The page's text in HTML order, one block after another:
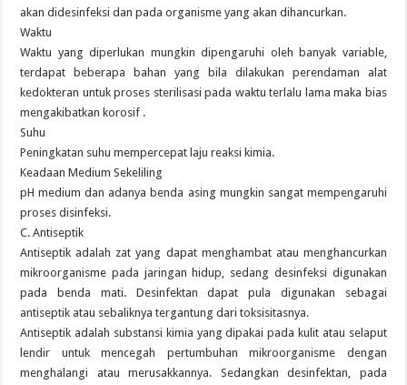
akan didesinfeksi dan pada organisme yang akan dihancurkan.
Waktu
Waktu yang diperlukan mungkin dipengaruhi oleh banyak variable,
terdapat beberapa bahan yang bila dilakukan perendaman alat
kedokteran untuk proses sterilisasi pada waktu terlalu lama maka bias
mengakibatkan korosif .
Suhu
Peningkatan suhu mempercepat laju reaksi kimia.
Keadaan Medium Sekeliling
pH medium dan adanya benda asing mungkin sangat mempengaruhi
proses disinfeksi.
C. Antiseptik
Antiseptik adalah zat yang dapat menghambat atau menghancurkan
mikroorganisme pada jaringan hidup, sedang desinfeksi digunakan
pada benda mati. Desinfektan dapat pula digunakan sebagai
antiseptik atau sebaliknya tergantung dari toksisitasnya.
Antiseptik adalah substansi kimia yang dipakai pada kulit atau selaput
lendir untuk mencegah pertumbuhan mikroorganisme dengan
menghalangi atau merusakkannya. Sedangkan desinfektan, pada